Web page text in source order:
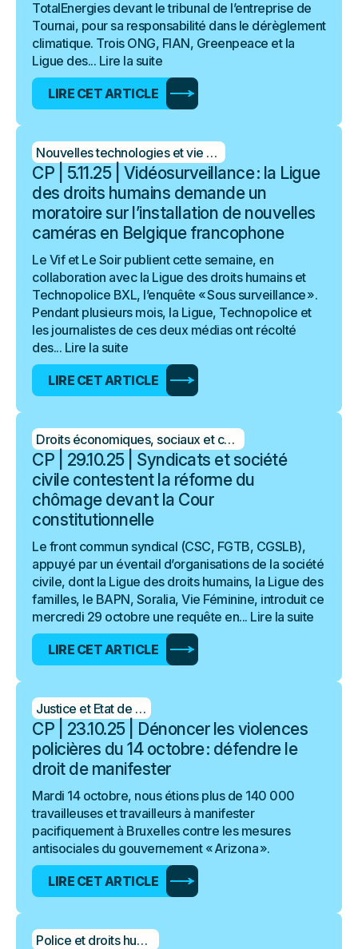
TotalEnergies devant le tribunal de l’entreprise de
Tournai, pour sa responsabilité dans le dérèglement
climatique. Trois ONG, FIAN, Greenpeace et la
Ligue des... Lire la suite
LIRE CET ARTICLE
Nouvelles technologies et vie privée
CP | 5.11.25 | Vidéosurveillance : la Ligue
des droits humains demande un
moratoire sur l’installation de nouvelles
caméras en Belgique francophone
Le Vif et Le Soir publient cette semaine, en
collaboration avec la Ligue des droits humains et
Technopolice BXL, l’enquête « Sous surveillance ».
Pendant plusieurs mois, la Ligue, Technopolice et
les journalistes de ces deux médias ont récolté
des... Lire la suite
LIRE CET ARTICLE
Droits économiques, sociaux et culturels
CP | 29.10.25 | Syndicats et société
civile contestent la réforme du
chômage devant la Cour
constitutionnelle
Le front commun syndical (CSC, FGTB, CGSLB),
appuyé par un éventail d’organisations de la société
civile, dont la Ligue des droits humains, la Ligue des
familles, le BAPN, Soralia, Vie Féminine, introduit ce
mercredi 29 octobre une requête en... Lire la suite
LIRE CET ARTICLE
Justice et Etat de droit
CP | 23.10.25 | Dénoncer les violences
policières du 14 octobre : défendre le
droit de manifester
Mardi 14 octobre, nous étions plus de 140 000
travailleuses et travailleurs à manifester
pacifiquement à Bruxelles contre les mesures
antisociales du gouvernement « Arizona ».
LIRE CET ARTICLE
Police et droits humains